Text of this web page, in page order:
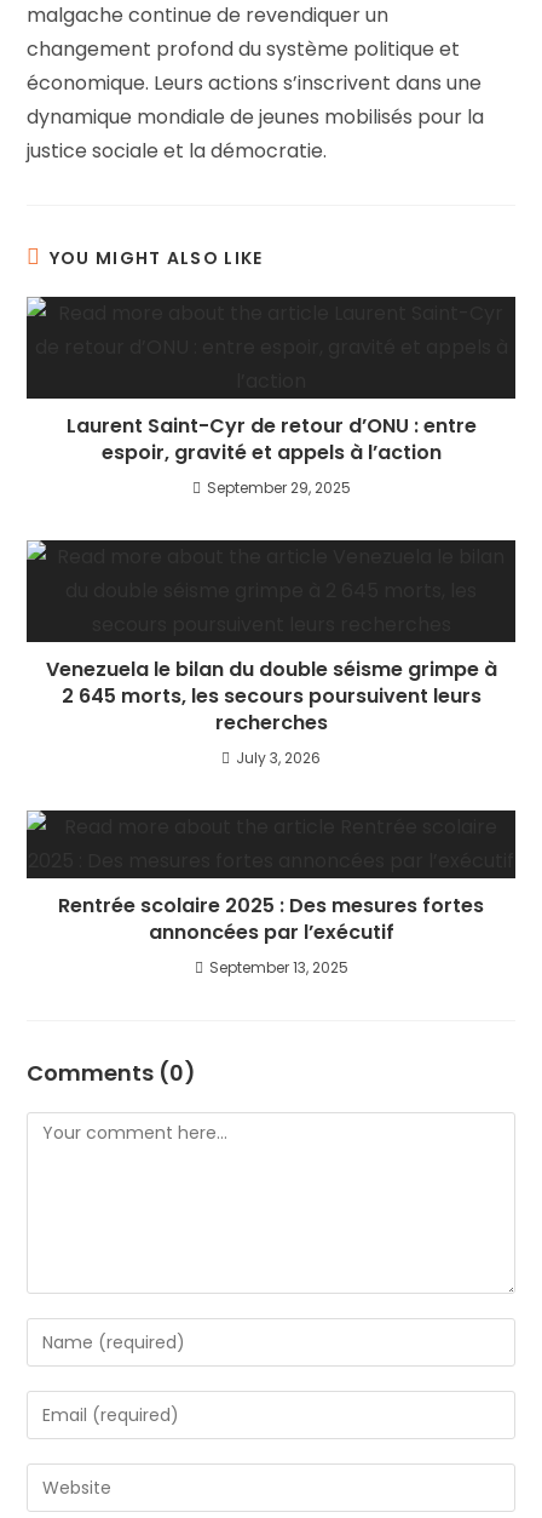
malgache continue de revendiquer un
changement profond du système politique et
économique. Leurs actions s’inscrivent dans une
dynamique mondiale de jeunes mobilisés pour la
justice sociale et la démocratie.
YOU MIGHT ALSO LIKE
Laurent Saint-Cyr de retour d’ONU : entre
espoir, gravité et appels à l’action
September 29, 2025
Venezuela le bilan du double séisme grimpe à
2 645 morts, les secours poursuivent leurs
recherches
July 3, 2026
Rentrée scolaire 2025 : Des mesures fortes
annoncées par l’exécutif
September 13, 2025
Comments (0)